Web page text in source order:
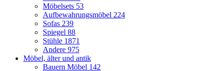
Möbelsets 53
Aufbewahrungsmöbel 224
Sofas 239
Spiegel 88
Stühle 1871
Andere 975
Möbel, älter und antik
Bauern Möbel 142